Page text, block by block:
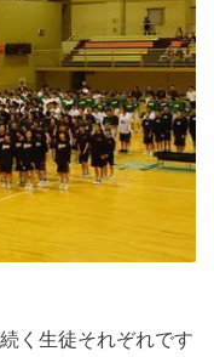
く生徒それぞれです